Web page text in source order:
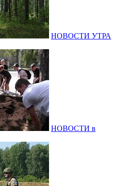
НОВОСТИ УТРА
НОВОСТИ в